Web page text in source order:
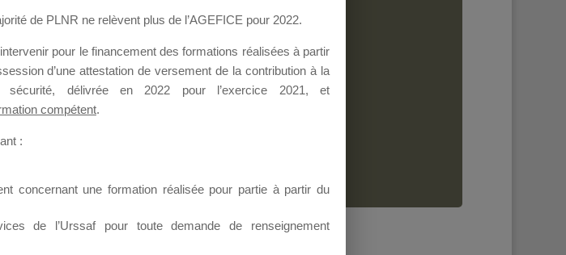
l’Appel à Propositions Mallette du Dirigeant.
un message ou poser une question.
de PLNR ne relèvent plus de l’AGEFICE pour 2022.
pour le financement des formations réalisées à partir
d’une attestation de versement de la contribution à la
délivrée en 2022 pour l’exercice 2021, et
compétent.
:
concernant une formation réalisée pour partie à partir du
de l’Urssaf pour toute demande de renseignement